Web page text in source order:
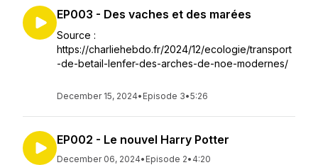
EP003 - Des vaches et des marées
Source :
https://charliehebdo.fr/2024/12/ecologie/transport
-de-betail-lenfer-des-arches-de-noe-modernes/
December 15, 2024• Episode 3•5:26
EP002 - Le nouvel Harry Potter
December 06, 2024• Episode 2• 4:20